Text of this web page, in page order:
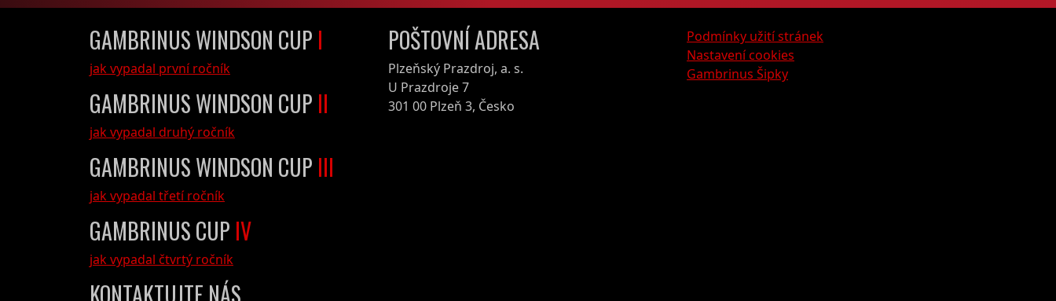
GAMBRINUS WINDSON CUP I
jak vypadal první ročník
GAMBRINUS WINDSON CUP II
jak vypadal druhý ročník
GAMBRINUS WINDSON CUP III
jak vypadal třetí ročník
GAMBRINUS CUP IV
jak vypadal čtvrtý ročník
KONTAKTUJTE NÁS
POŠTOVNÍ ADRESA
Plzeňský Prazdroj, a. s.
U Prazdroje 7
301 00 Plzeň 3, Česko
Podmínky užití stránek
Nastavení cookies
Gambrinus Šipky